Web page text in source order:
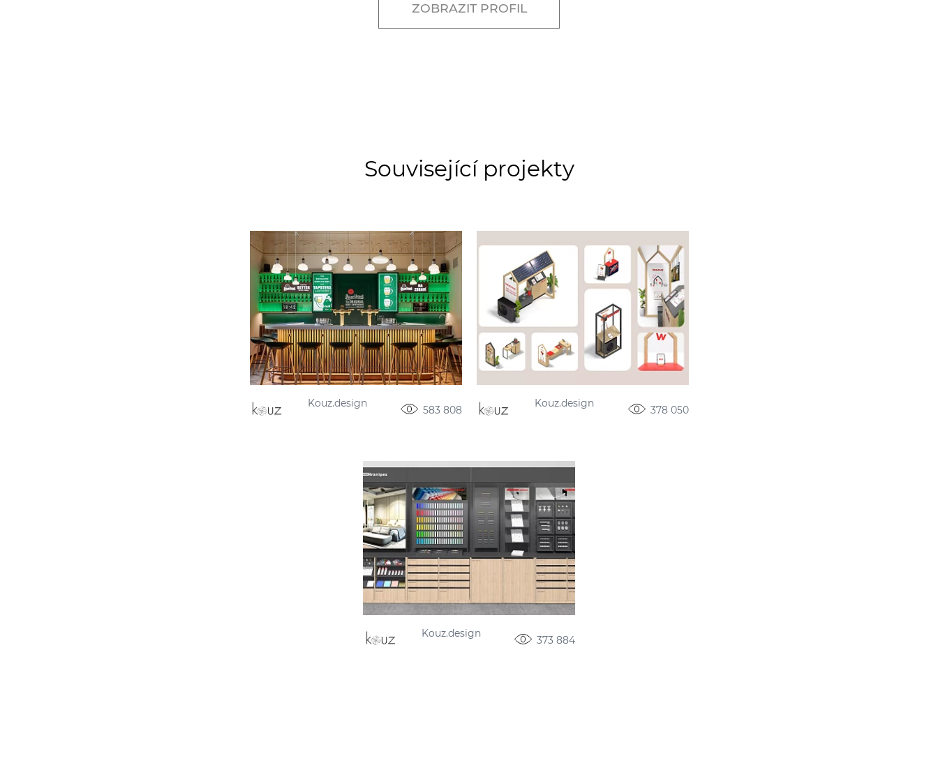
ZOBRAZIT PROFIL
Související projekty
Kouz.design
583 808
Kouz.design
378 050
Kouz.design
373 884